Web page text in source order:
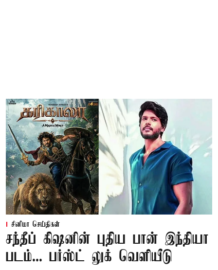
சினிமா செய்திகள்
சந்தீப் கிஷனின் புதிய பான் இந்தியா
படம்... பர்ஸ்ட் லுக் வெளியீடு